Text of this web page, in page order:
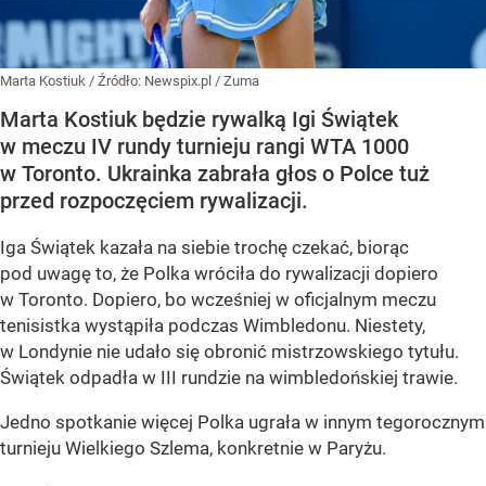
Marta Kostiuk / Źródło: Newspix.pl / Zuma
Marta Kostiuk będzie rywalką Igi Świątek
w meczu IV rundy turnieju rangi WTA 1000
w Toronto. Ukrainka zabrała głos o Polce tuż
przed rozpoczęciem rywalizacji.
Iga Świątek kazała na siebie trochę czekać, biorąc
pod uwagę to, że Polka wróciła do rywalizacji dopiero
w Toronto. Dopiero, bo wcześniej w oficjalnym meczu
tenisistka wystąpiła podczas Wimbledonu. Niestety,
w Londynie nie udało się obronić mistrzowskiego tytułu.
Świątek odpadła w III rundzie na wimbledońskiej trawie.
Jedno spotkanie więcej Polka ugrała w innym tegorocznym
turnieju Wielkiego Szlema, konkretnie w Paryżu.